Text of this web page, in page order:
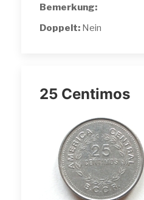
Bemerkung:
Doppelt: Nein
25 Centimos